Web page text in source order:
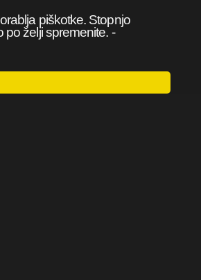
piškotke. Stopnjo
po želji spremenite. -